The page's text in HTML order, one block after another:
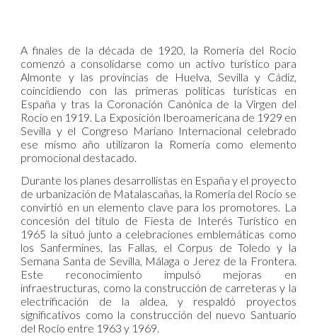
A finales de la década de 1920, la Romería del Rocío
comenzó a consolidarse como un activo turístico para
Almonte y las provincias de Huelva, Sevilla y Cádiz,
coincidiendo con las primeras políticas turísticas en
España y tras la Coronación Canónica de la Virgen del
Rocío en 1919. La Exposición Iberoamericana de 1929 en
Sevilla y el Congreso Mariano Internacional celebrado
ese mismo año utilizaron la Romería como elemento
promocional destacado.
Durante los planes desarrollistas en España y el proyecto
de urbanización de Matalascañas, la Romería del Rocío se
convirtió en un elemento clave para los promotores. La
concesión del título de Fiesta de Interés Turístico en
1965 la situó junto a celebraciones emblemáticas como
los Sanfermines, las Fallas, el Corpus de Toledo y la
Semana Santa de Sevilla, Málaga o Jerez de la Frontera.
Este reconocimiento impulsó mejoras en
infraestructuras, como la construcción de carreteras y la
electrificación de la aldea, y respaldó proyectos
significativos como la construcción del nuevo Santuario
del Rocío entre 1963 y 1969.